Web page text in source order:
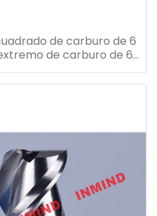
de carburo de 6
de carburo de 6